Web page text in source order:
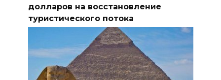
долларов на восстановление
туристического потока